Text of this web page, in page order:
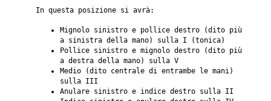
In questa posizione si avrà:
Mignolo sinistro e pollice destro (dito più
a sinistra della mano) sulla I (tonica)
Pollice sinistro e mignolo destro (dito più
a destra della mano) sulla V
Medio (dito centrale di entrambe le mani)
sulla III
Anulare sinistro e indice destro sulla II